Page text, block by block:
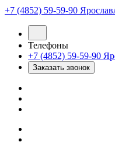
+7 (4852) 59-59-90
Телефоны
+7 (4852) 59-59-90
Заказать звонок